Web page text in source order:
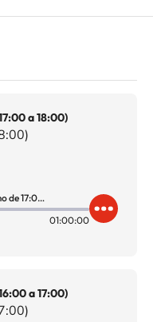
a 18:00)
40 al Dia (07/08/2026 - Tramo de 17:00 a 18:00)
01:00:00
a 17:00)